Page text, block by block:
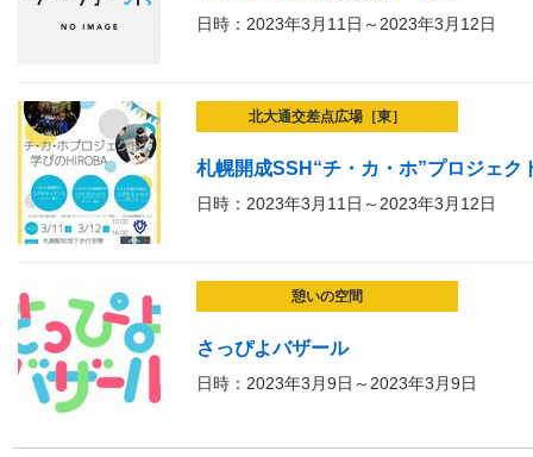
日時：2023年3月11日～2023年3月12日
北大通交差点広場［東］
札幌開成SSH“チ・カ・ホ”プロジェク
日時：2023年3月11日～2023年3月12日
憩いの空間
さっぴよバザール
日時：2023年3月9日～2023年3月9日